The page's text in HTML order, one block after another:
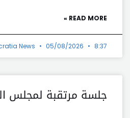
READ MORE »
News 05/08/2026 8:37 م
جلسة مرتقبة لمجلس